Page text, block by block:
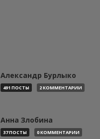
Александр Бурлыко
491 ПОСТЫ 2 КОММЕНТАРИИ
Анна Злобина
37 ПОСТЫ 0 КОММЕНТАРИИ